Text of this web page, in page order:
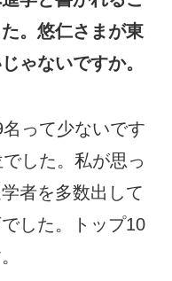
。悠仁さまが東
ゃないですか。
って少ないです
した。私が思っ
者を多数出して
した。トップ10